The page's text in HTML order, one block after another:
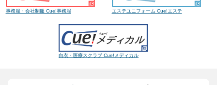
事務服・会社制服 Cue!事務服 エステユニフォーム Cue!エステ
白衣・医療スクラブ Cue!メディカル